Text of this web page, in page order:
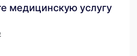
медицинскую услугу